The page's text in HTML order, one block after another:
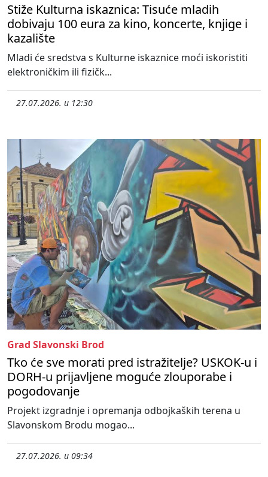
Stiže Kulturna iskaznica: Tisuće mladih
dobivaju 100 eura za kino, koncerte, knjige i
kazalište
Mladi će sredstva s Kulturne iskaznice moći iskoristiti
elektroničkim ili fizičk...
27.07.2026. u 12:30
Grad Slavonski Brod
Tko će sve morati pred istražitelje? USKOK-u i
DORH-u prijavljene moguće zlouporabe i
pogodovanje
Projekt izgradnje i opremanja odbojkaških terena u
Slavonskom Brodu mogao...
27.07.2026. u 09:34